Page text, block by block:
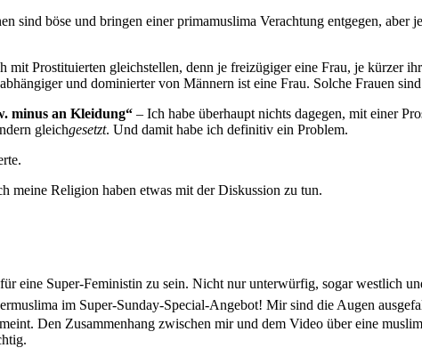
sind böse und bringen einer primamuslima Verachtung entgegen, aber
mit Prostituierten gleichstellen, denn je freizügiger eine Frau, je kürzer
und dominierter von Männern ist eine Frau. Solche Frauen
minus an Kleidung“ – Ich habe überhaupt nichts dagegen, mit einer
gleichgesetzt. Und damit habe ich definitiv ein Problem.
meine Religion haben etwas mit der Diskussion zu tun.
eine Super-Feministin zu sein. Nicht nur unterwürfig, sogar westlich
im Super-Sunday-Special-Angebot! Mir sind die Augen
Den Zusammenhang zwischen mir und dem Video über eine